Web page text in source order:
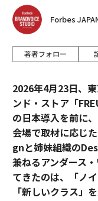
Forbes
著者フォロー
2026年4月23日、
ンド・ストア「
の日本導入を前に
会場で取材に応じ
gnと姉妹組織の
兼ねるアンダース
てきたのは、「ノ
「新しいクラス」